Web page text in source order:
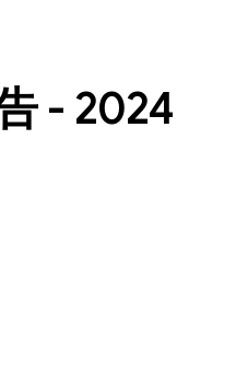
- 2024